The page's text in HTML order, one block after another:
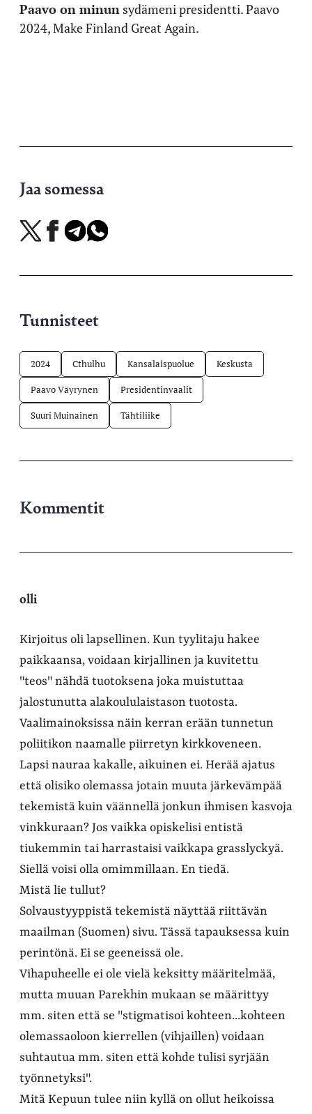
Paavo on minun sydämeni presidentti. Paavo
2024, Make Finland Great Again.
Jaa somessa
Jaa
X-
Jaa
Facebookissa
Jaa
Telegramissa
Jaa
WhatsAppissa
Tunnisteet
2024 Cthulhu Kansalaispuolue Keskusta
Paavo Väyrynen Presidentinvaalit
Suuri Muinainen Tähtiliike
Kommentit
olli
Kirjoitus oli lapsellinen. Kun tyylitaju hakee
paikkaansa, voidaan kirjallinen ja kuvitettu
"teos" nähdä tuotoksena joka muistuttaa
jalostunutta alakoululaistason tuotosta.
Vaalimainoksissa näin kerran erään tunnetun
poliitikon naamalle piirretyn kirkkoveneen.
Lapsi nauraa kakalle, aikuinen ei. Herää ajatus
että olisiko olemassa jotain muuta järkevämpää
tekemistä kuin väännellä jonkun ihmisen kasvoja
vinkkuraan? Jos vaikka opiskelisi entistä
tiukemmin tai harrastaisi vaikkapa grasslyckyä.
Siellä voisi olla omimmillaan. En tiedä.
Mistä lie tullut?
Solvaustyyppistä tekemistä näyttää riittävän
maailman (Suomen) sivu. Tässä tapauksessa kuin
perintönä. Ei se geeneissä ole.
Vihapuheelle ei ole vielä keksitty määritelmää,
mutta muuan Parekhin mukaan se määrittyy
mm. siten että se "stigmatisoi kohteen...kohteen
olemassaoloon kierrellen (vihjaillen) voidaan
suhtautua mm. siten että kohde tulisi syrjään
työnnetyksi".
Mitä Kepuun tulee niin kyllä on ollut heikoissa